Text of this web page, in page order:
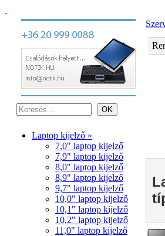
Laptop kijelző »
7,0" laptop kijelző
7,9" laptop kijelző
8,0" laptop kijelző
8,9" laptop kijelző
9,7" laptop kijelző
10,0" laptop kijelző
10,1" laptop kijelző
10,2" laptop kijelző
11,0" laptop kijelző